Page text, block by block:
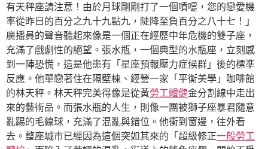
有天秤座請注意！由於月球剛剛打了一個噴嚏，您的戀愛機
率從昨日的百分之九十九點九，陡降至負百分之八十七！」
廣播員的聲音聽起來像是一個正在經歷中年危機的雙子座，
充滿了戲劇性的絕望。張水瓶，一個典型的水瓶座，立刻感
到一陣恐慌，這是他患有「星座預報壓力症候群」後的標準
反應。他單戀著住在隔壁棟、經營一家「平衡美學」咖啡館
的林天秤。林天秤完美得像是從黃勞工體健金分割線中走出
來的藝術品。而張水瓶的人生，則像一團被獅子座暴君隨意
亂踢的毛線球，充滿了混亂與錯位。他衝到窗邊，往外看
去。整座城市已經因為這個突如其來的「超級修正一般勞工